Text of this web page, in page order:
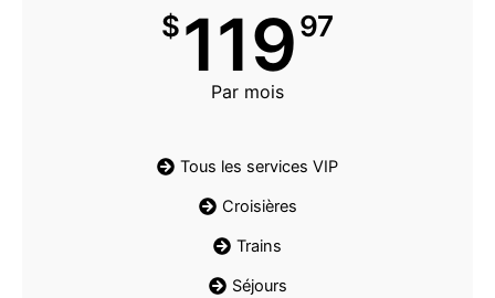
$11997
Par mois
Tous les services VIP
Croisières
Trains
Séjours